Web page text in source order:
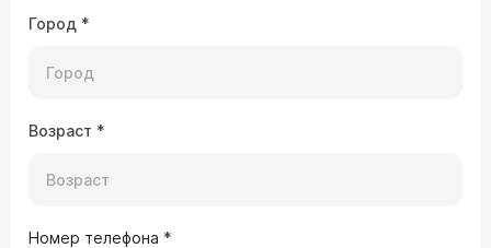
Город *
Возраст *
Номер телефона *